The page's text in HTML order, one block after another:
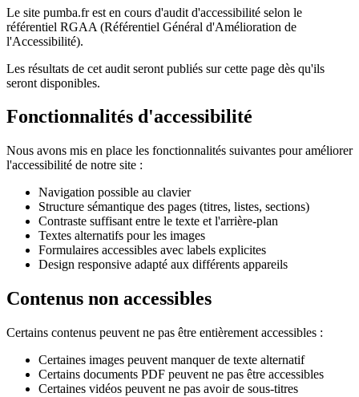
Le site pumba.fr est en cours d'audit d'accessibilité selon le
référentiel RGAA (Référentiel Général d'Amélioration de
l'Accessibilité).
Les résultats de cet audit seront publiés sur cette page dès qu'ils
seront disponibles.
Fonctionnalités d'accessibilité
Nous avons mis en place les fonctionnalités suivantes pour améliorer
l'accessibilité de notre site :
Navigation possible au clavier
Structure sémantique des pages (titres, listes, sections)
Contraste suffisant entre le texte et l'arrière-plan
Textes alternatifs pour les images
Formulaires accessibles avec labels explicites
Design responsive adapté aux différents appareils
Contenus non accessibles
Certains contenus peuvent ne pas être entièrement accessibles :
Certaines images peuvent manquer de texte alternatif
Certains documents PDF peuvent ne pas être accessibles
Certaines vidéos peuvent ne pas avoir de sous-titres